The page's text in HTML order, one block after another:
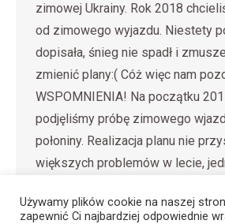
zimowej Ukrainy. Rok 2018
od zimowego wyjazdu. Niestety
dopisała, śnieg nie spadł i
zmienić plany:( Cóż więc nam
WSPOMNIENIA! Na początku
podjęliśmy próbę zimowego
połoniny. Realizacja planu nie
większych problemów w lecie,
Używamy plików cookie na naszej
zapewnić Ci najbardziej odpowiednie